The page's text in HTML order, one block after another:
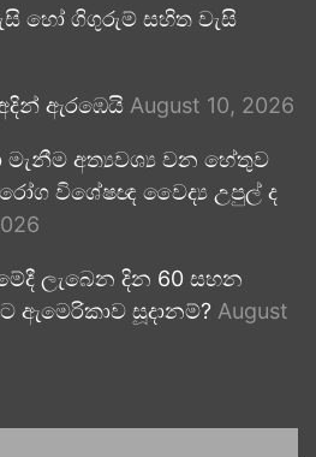
හෝ ගිගුරුම් සහිත වැසි
ඇරඹෙයි August 10, 2026
මැනීම අත්‍යවශ්‍ය වන හේතුව
විශේෂඥ වෛද්‍ය උපුල් ද
ලැබෙන දින 60 සහන
ඇමෙරිකාව සූදානම්? August